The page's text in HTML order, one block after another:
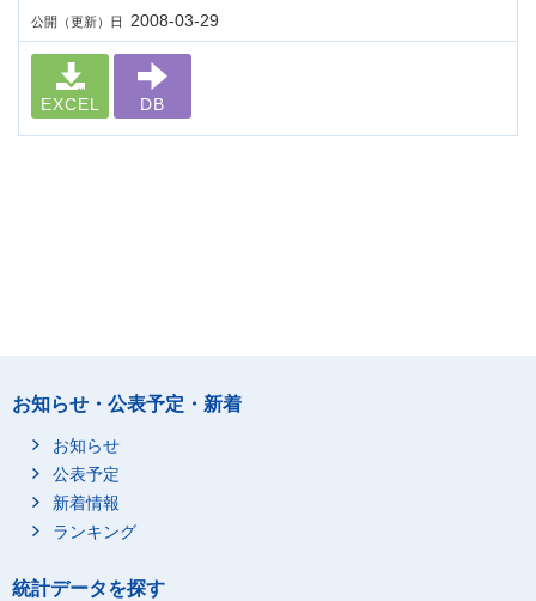
公開（更新）日 2008-03-29
EXCEL DB
お知らせ・公表予定・新着
お知らせ
公表予定
新着情報
ランキング
統計データを探す